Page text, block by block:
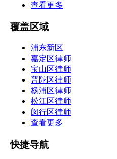
查看更多
覆盖区域
浦东新区
嘉定区律师
宝山区律师
普陀区律师
杨浦区律师
松江区律师
闵行区律师
查看更多
快捷导航